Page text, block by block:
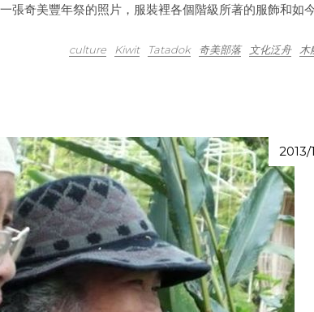
張奇美豐年祭的照片，服裝裡各個階級所著的服飾和如
culture Kiwit Tatadok 奇美部落 文化泛舟 木
2013/